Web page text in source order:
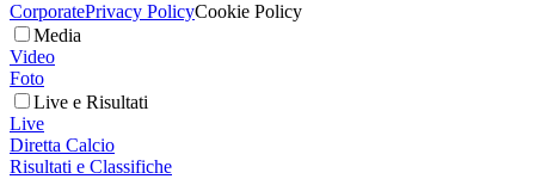
CorporatePrivacy PolicyCookie Policy
Media
Video
Foto
Live e Risultati
Live
Diretta Calcio
Risultati e Classifiche